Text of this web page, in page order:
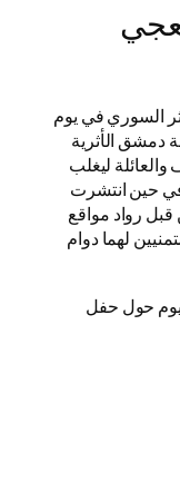
السوري في يوم
يوليو 2025 في قلعة دمشق الأثرية
ليغلب
في حين انتشرت
قبل رواد مواقع
لهما دوام
حول حفل